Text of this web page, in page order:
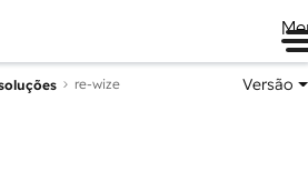
re-wize Versão